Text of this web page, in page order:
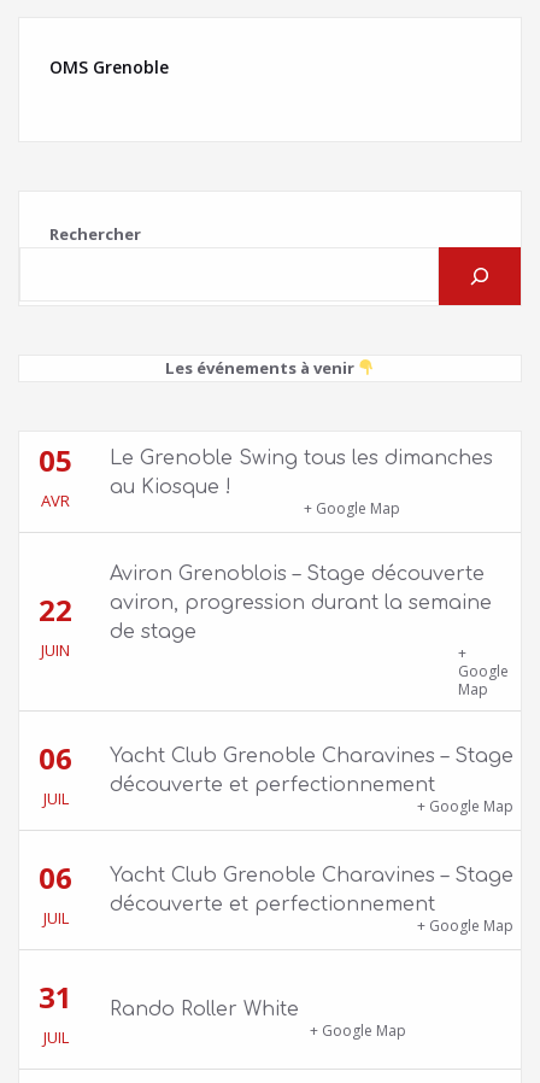
OMS Grenoble
Rechercher
Les événements à venir
05
AVR
Le Grenoble Swing tous les dimanches
au Kiosque !
+ Google Map
22
JUIN
Aviron Grenoblois – Stage découverte
aviron, progression durant la semaine
de stage
+
Google
Map
06
JUIL
Yacht Club Grenoble Charavines – Stage
découverte et perfectionnement
+ Google Map
06
JUIL
Yacht Club Grenoble Charavines – Stage
découverte et perfectionnement
+ Google Map
31
JUIL
Rando Roller White
+ Google Map